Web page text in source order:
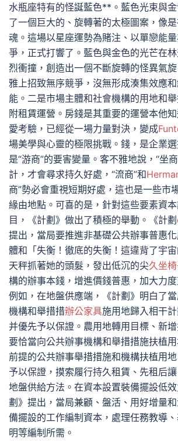
水瓶座特有的怪誕藍色**。藍色光束與
了一個巨大的、旋轉著的太極圖案，像
魂。這場以星座運勢為賭注、以單戀能
爭，正式打響了。藍色與金色的光芒在
烈衝撞，創造出一個不斷旋轉的怪異氣
雅上招致無序競爭，沒無形成湊集效應
能。二是市場主體和社會機構的用地和
附租賃運營。房錢是其重要的運營本他
愛考驗，已經從一場力量對決，變成
場美學與心靈的極限挑戰。錢，是企業選
是“游商”的要害變量。客不雅地說，“坐
計，才會尋求持久好處，“流商”和
商”勢必會重視短期好處，這也是一些市
緣由地點。可喜的是，針對這些要素資
目，《計劃》做出了積極的舉動。《計劃
提出，當局要推進非基礎公共辦事普惠
體和「失衡！徹底的失衡！這違背了宇
天秤抓著她的頭髮，發出低沉的尖久坐
構的辦事本錢，增進價錢普惠，加大力
例如，在地盤供應端，《計劃》明白了
機構和舉措措辦公家具施用地歸入相干
并優先予以保證。農用地轉用目標、新
要恰當向公共辦事機構和舉措措施扶植
前提的公共辦事舉措措施和機構扶植用
予以保證，摸索履行持久租賃、先租后
地盤供給方法。在資本設置裝備擺設低
劃》提出，當局兼顧、盤活、用好增量
備擺設的工作編制資本，處理任務教導
明等編制所需。